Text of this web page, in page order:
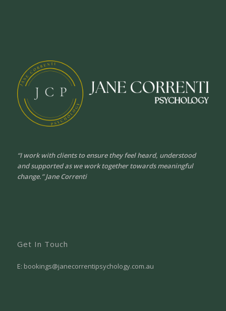
“I work with clients to ensure they feel heard, understood
and supported as we work together towards meaningful
change.” Jane Correnti
Get In Touch
E: bookings@janecorrentipsychology.com.au